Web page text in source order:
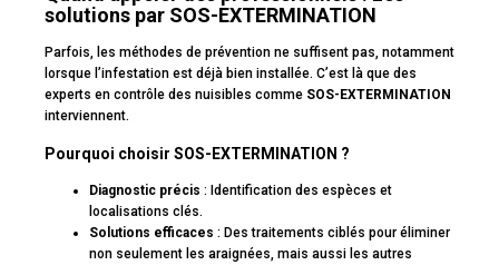
solutions par SOS-EXTERMINATION
Parfois, les méthodes de prévention ne suffisent pas, notamment
lorsque l’infestation est déjà bien installée. C’est là que des
experts en contrôle des nuisibles comme SOS-EXTERMINATION
interviennent.
Pourquoi choisir SOS-EXTERMINATION ?
Diagnostic précis : Identification des espèces et
localisations clés.
Solutions efficaces : Des traitements ciblés pour éliminer
non seulement les araignées, mais aussi les autres